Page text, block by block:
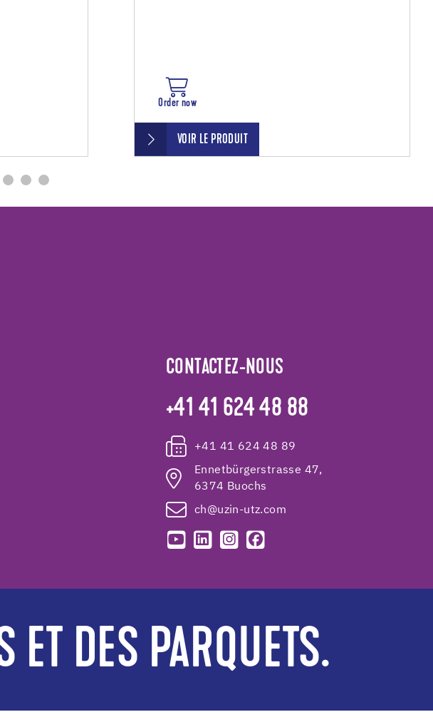
Order now
VOIR LE PRODUIT
CONTACTEZ-NOUS
+41 41 624 48 88
+41 41 624 48 89
Ennetbürgerstrasse 47,
6374 Buochs
ch@uzin-utz.com
ET DES PARQUETS.